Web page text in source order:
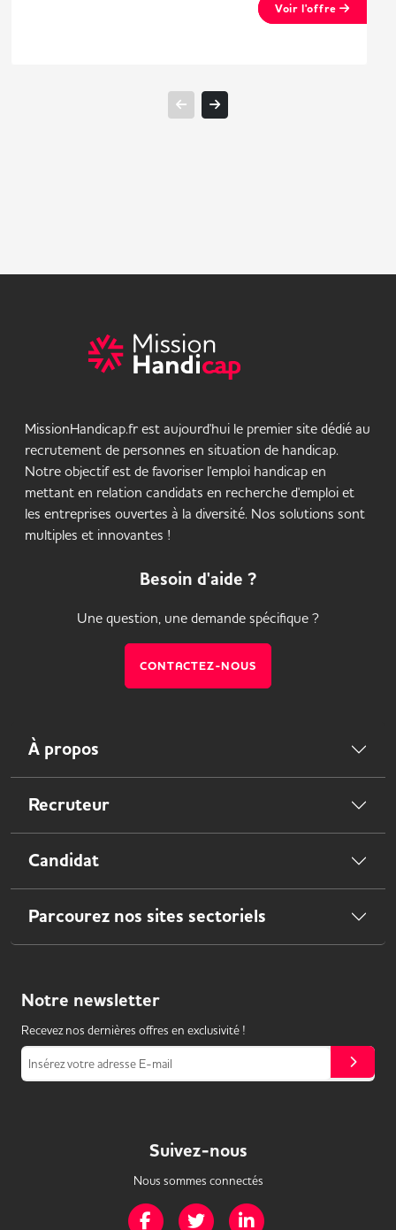
Voir l'offre
MissionHandicap.fr est aujourd'hui le premier site dédié au
recrutement de personnes en situation de handicap.
Notre objectif est de favoriser l'emploi handicap en
mettant en relation candidats en recherche d'emploi et
les entreprises ouvertes à la diversité. Nos solutions sont
multiples et innovantes !
Besoin d'aide ?
Une question, une demande spécifique ?
CONTACTEZ-NOUS
À propos
Recruteur
Candidat
Parcourez nos sites sectoriels
Notre newsletter
Recevez nos dernières offres en exclusivité !
Insérez votre adresse E-mail
Suivez-nous
Nous sommes connectés
Page Facebook de Mission Handicap
Page Twitter de Mission Handicap